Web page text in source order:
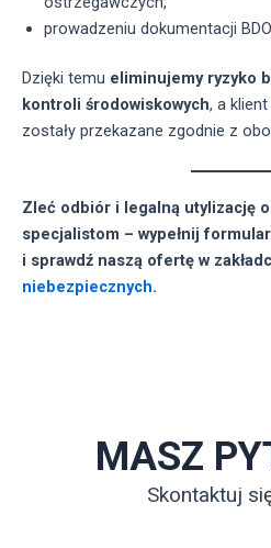
prowadzeniu dokumentacji BDO.
Dzięki temu eliminujemy ryzyko
kontroli środowiskowych, a
zostały przekazane zgodnie z
Zleć odbiór i legalną utylizację
specjalistom – wypełnij
i sprawdź naszą ofertę w
niebezpiecznych.
MASZ
Skontaktuj